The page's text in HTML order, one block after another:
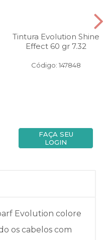
Tintura Evolution Shine
Effect 60 gr 7.32
Código: 147848
FAÇA SEU
LOGIN
Evolution colore
os cabelos com